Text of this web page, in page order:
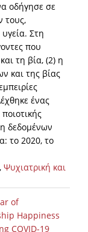
οδήγησε σε
τους,
Στη
που
τη βία, (2) η
και της βίας
ένας
δεδομένων
το 2020, το
, Ψυχιατρική και
of
Happiness
COVID-19